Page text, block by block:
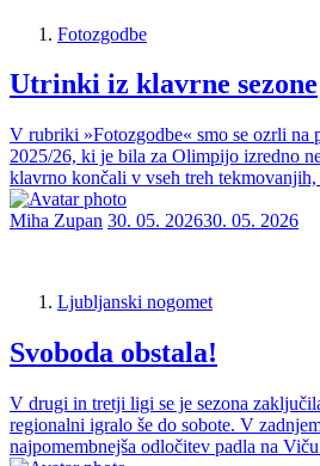
Fotozgodbe
Utrinki iz klavrne sezone
V rubriki »Fotozgodbe« smo se ozrli na
2025/26, ki je bila za Olimpijo izredno
klavrno končali v vseh treh
Miha Zupan 30. 05. 202630. 05. 2026
Ljubljanski nogomet
Svoboda obstala!
V drugi in tretji ligi se je sezona
regionalni igralo še do sobote. V
najpomembnejša odločitev padla na